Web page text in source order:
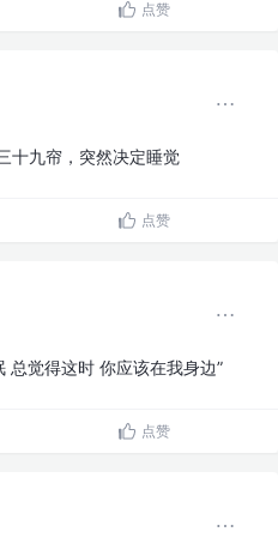
点赞
十九帘，突然决定睡觉
点赞
总觉得这时 你应该在我身边”
点赞